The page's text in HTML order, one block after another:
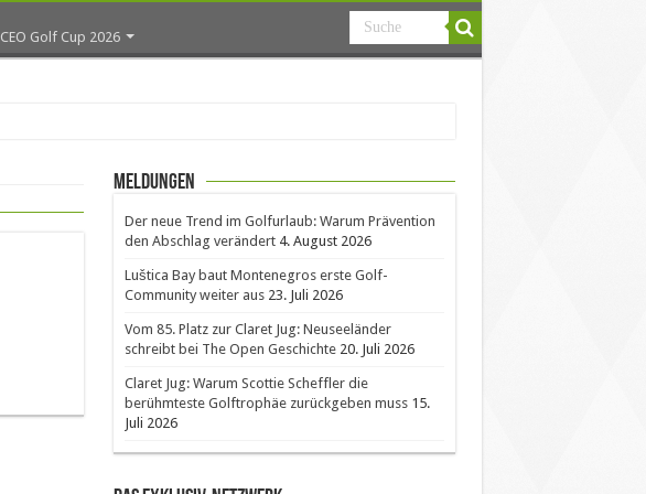
CEO Golf Cup 2026
Meldungen
Der neue Trend im Golfurlaub: Warum Prävention
den Abschlag verändert 4. August 2026
Luštica Bay baut Montenegros erste Golf-
Community weiter aus 23. Juli 2026
Vom 85. Platz zur Claret Jug: Neuseeländer
schreibt bei The Open Geschichte 20. Juli 2026
Claret Jug: Warum Scottie Scheffler die
berühmteste Golftrophäe zurückgeben muss 15.
Juli 2026